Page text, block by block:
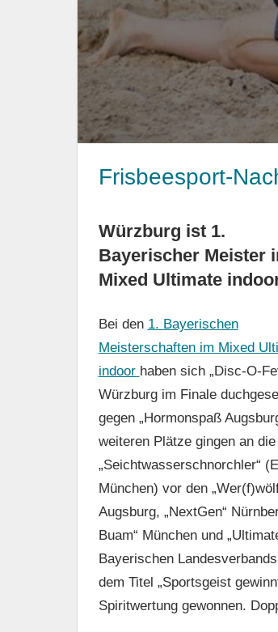
Frisbeesport-
Würzburg ist 1.
Bayerischer Meister
Mixed Ultimate
Bei den 1. Bayerischen
Meisterschaften im Mixed
indoor haben sich „Disc-O-
Würzburg im Finale
gegen „Hormonspaß
weiteren Plätze gingen an die
„Seichtwasserschnorchler“
München) vor den
Augsburg, „NextGen“
Buam“ München und
Bayerischen
dem Titel „Sportsgeist
Spiritwertung gewonnen.